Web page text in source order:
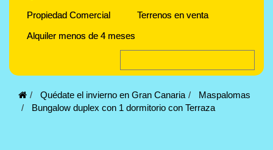
Propiedad Comercial
Terrenos en venta
Alquiler menos de 4 meses
Quédate el invierno en Gran Canaria
Maspalomas
Bungalow duplex con 1 dormitorio con Terraza